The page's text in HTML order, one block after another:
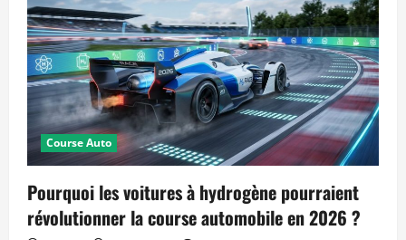
Course Auto
Pourquoi les voitures à hydrogène pourraient
révolutionner la course automobile en 2026 ?